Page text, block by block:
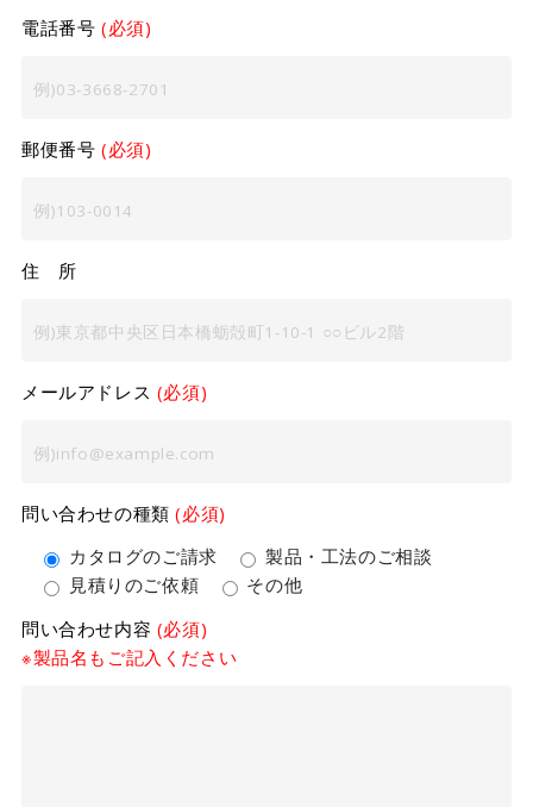
電話番号 (必須)
郵便番号 (必須)
住 所
メールアドレス (必須)
問い合わせの種類(必須)
カタログのご請求
製品・工法のご相談
見積りのご依頼
その他
問い合わせ内容 (必須)
※製品名もご記入ください